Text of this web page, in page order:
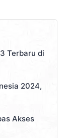
Terbaru di
2024,
Akses